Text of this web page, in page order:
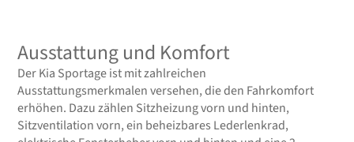
Ausstattung und Komfort
Der Kia Sportage ist mit zahlreichen
Ausstattungsmerkmalen versehen, die den Fahrkomfort
erhöhen. Dazu zählen Sitzheizung vorn und hinten,
Sitzventilation vorn, ein beheizbares Lederlenkrad,